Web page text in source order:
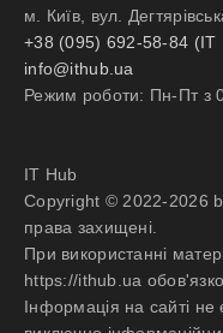
м. Київ, вул.
+38 (095) 692-58-84 (IT
info@ithub.ua
Режим роботи: Пн-Пт з
IT Hub
Copyright © 2022-2026
права захищені.
При використанні
https://ithub.ua
Інформація на сайті